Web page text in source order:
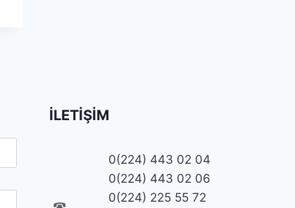
İLETIŞIM
0(224) 443 02 04
0(224) 443 02 06
0(224) 225 55 72